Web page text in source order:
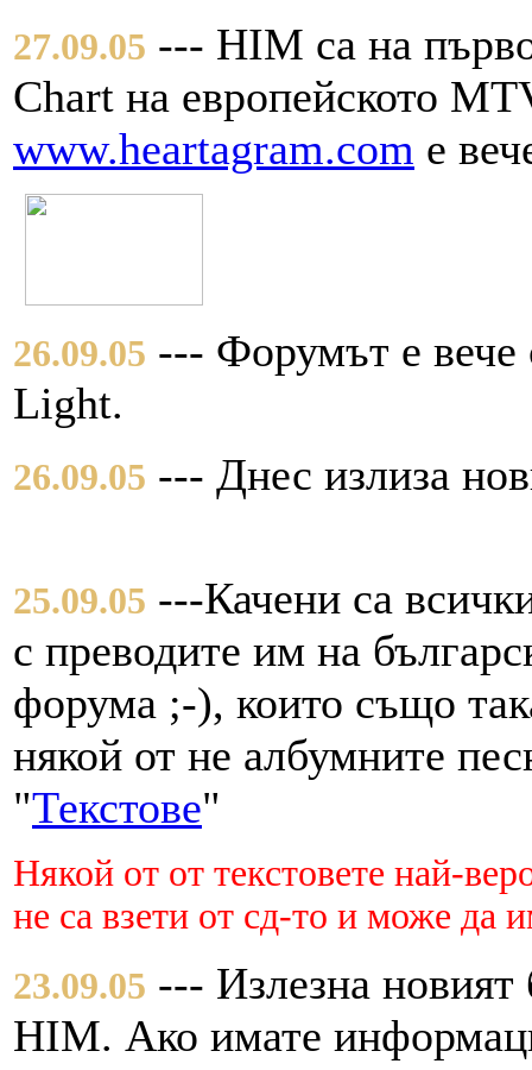
27.09.05 --- HIM са на
Chart на европейското
www.heartagram.com е
26.09.05 --- Форумът е вече
Light.
26.09.05 --- Днес излиза
25.09.05 ---Качени са
с преводите им на
форума ;-), които също
някой от не албумните
"Текстове"
Някой от от текстовете най-
не са взети от сд-то и може да
23.09.05 --- Излезна
HIM. Ако имате